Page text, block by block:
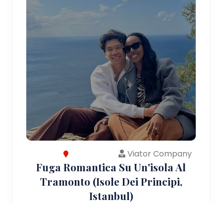
Viator Company
Fuga Romantica Su Un'isola Al
Tramonto (Isole Dei Principi,
Istanbul)